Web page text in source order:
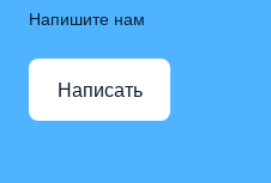
Напишите нам
Написать